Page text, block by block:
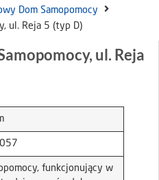
Dom Samopomocy
ul. Reja 5 (typ D)
ul. Reja
funkcjonujący w